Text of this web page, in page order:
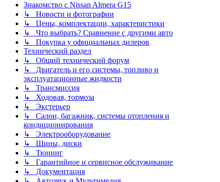
Знакомство с Nissan Almera G15
↳ Новости и фотографии
↳ Цены, комплектации, характеристики
↳ Что выбрать? Сравнение с другими авто
↳ Покупка у официальных дилеров
Технический раздел
↳ Общий технический форум
↳ Двигатель и его системы, топливо и
эксплуатационные жидкости
↳ Трансмиссия
↳ Ходовая, тормоза
↳ Экстерьер
↳ Салон, багажник, системы отопления и
кондиционирования
↳ Электрооборудование
↳ Шины, диски
↳ Тюнинг
↳ Гарантийное и сервисное обслуживание
↳ Документация